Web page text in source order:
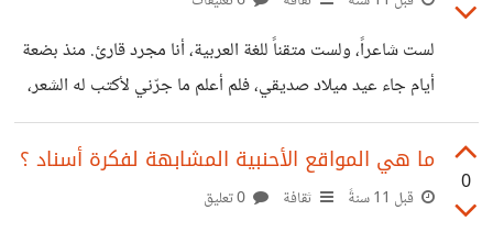
W/giphy.gif
لست شاعراً، ولست متقناً للغة العربية، أنا مجرد قارئ. منذ بضعة
أيام جاء عيد ميلاد صديقي، فلم أعلم ما جرّني لأكتب له الشعر،
مع أنني مبرمج، ولست معتاداً على المشكلات الشِعرية :)
خصصت وقتاً مقداره ساعة، وإذا لم أنجح أكون قد خضت
0
ما هي المواقع الأحنبية المشابهة لفكرة أسناد ؟
قبل 11 سنةً ثقافة